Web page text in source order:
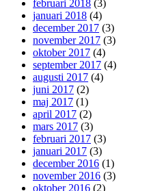
februari 2018 (3)
januari 2018 (4)
december 2017 (3)
november 2017 (3)
oktober 2017 (4)
september 2017 (4)
augusti 2017 (4)
juni 2017 (2)
maj 2017 (1)
april 2017 (2)
mars 2017 (3)
februari 2017 (3)
januari 2017 (3)
december 2016 (1)
november 2016 (3)
oktober 2016 (2)